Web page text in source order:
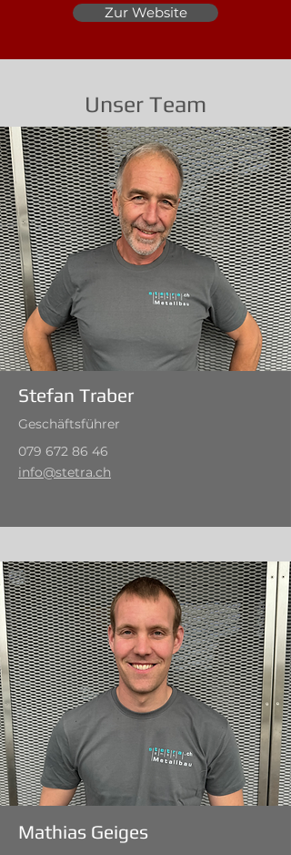
Zur Website
Unser Team
Stefan Traber
Geschäftsführer
079 672 86 46
info@stetra.ch
Mathias Geiges